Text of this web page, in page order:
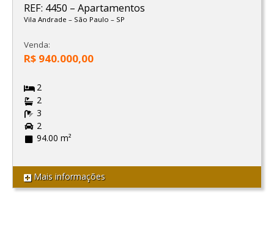
REF: 4450 – Apartamentos
Vila Andrade – São Paulo – SP
Venda:
R$ 940.000,00
2
2
3
2
94.00 m²
Mais informações